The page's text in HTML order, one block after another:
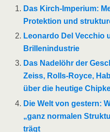
Das Kirch-Imperium:
Protektion und
Leonardo Del Vecchio
Brillenindustrie
Das Nadelöhr der
Zeiss, Rolls-Royce,
über die heutige
Die Welt von gestern:
„ganz normalen
trägt